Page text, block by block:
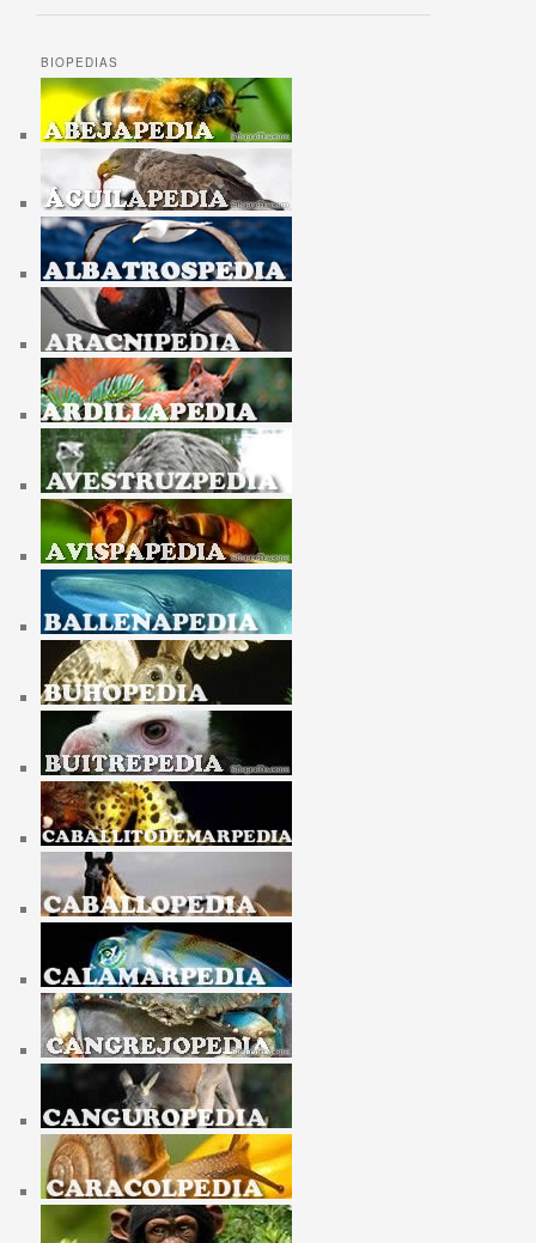
BIOPEDIAS